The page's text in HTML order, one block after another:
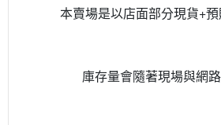
本賣場是以店面部分現貨+
庫存量會隨著現場與網